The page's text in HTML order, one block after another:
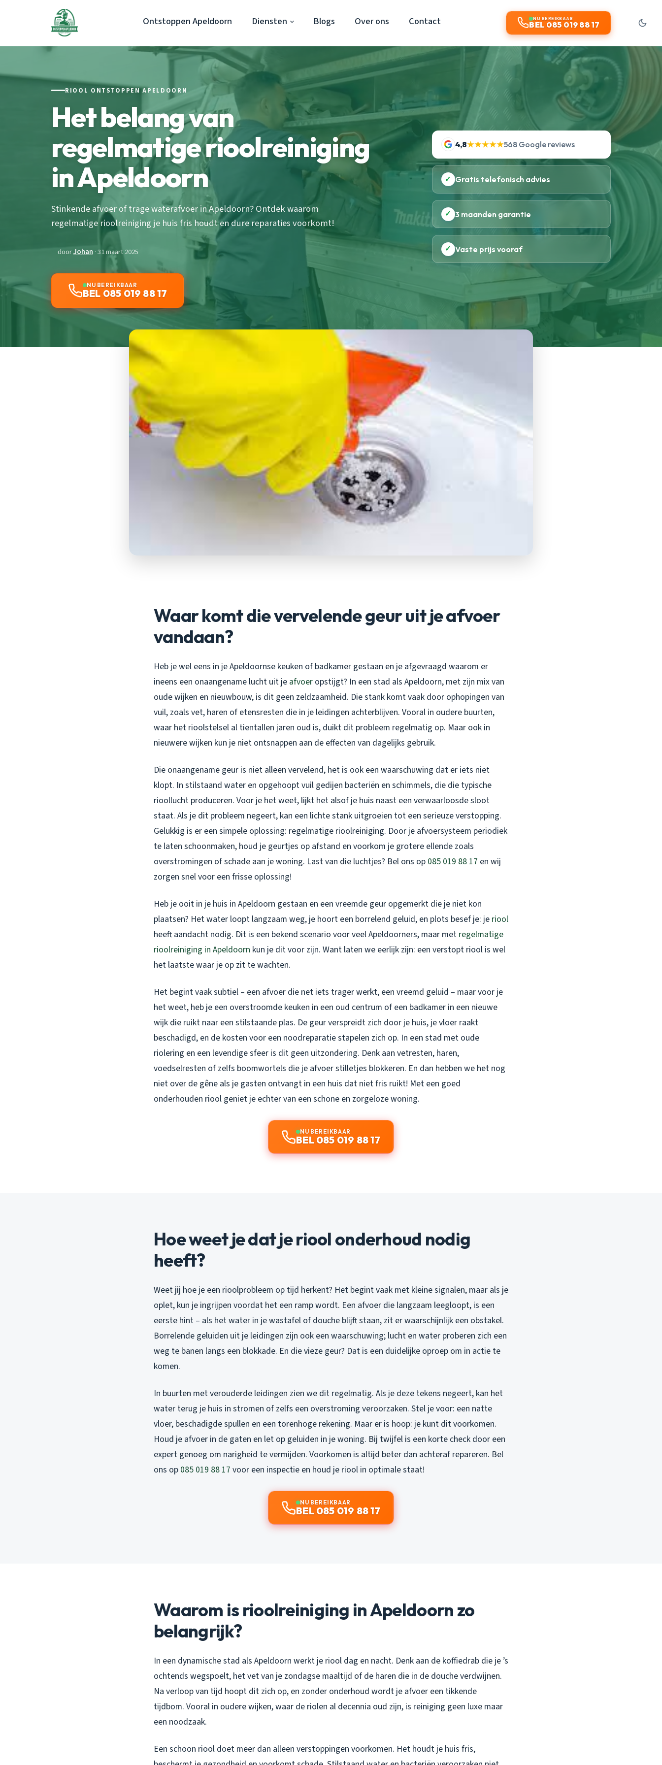
Ontstoppen Apeldoorn Diensten Blogs Over ons Contact NU BEREIKBAAR
BEL 085 019 88 17
RIOOL ONTSTOPPEN APELDOORN
Het belang van
regelmatige rioolreiniging
in Apeldoorn
Stinkende afvoer of trage waterafvoer in Apeldoorn? Ontdek waarom
regelmatige rioolreiniging je huis fris houdt en dure reparaties voorkomt!
doorJohan · 31 maart 2025
NU BEREIKBAAR
BEL 085 019 88 17
4,8★★★★★568 Google reviews
✓ Gratis telefonisch advies
✓ 3 maanden garantie
✓ Vaste prijs vooraf
Waar komt die vervelende geur uit je afvoer
vandaan?
Heb je wel eens in je Apeldoornse keuken of badkamer gestaan en je afgevraagd waarom er
ineens een onaangename lucht uit je afvoer opstijgt? In een stad als Apeldoorn, met zijn mix van
oude wijken en nieuwbouw, is dit geen zeldzaamheid. Die stank komt vaak door ophopingen van
vuil, zoals vet, haren of etensresten die in je leidingen achterblijven. Vooral in oudere buurten,
waar het rioolstelsel al tientallen jaren oud is, duikt dit probleem regelmatig op. Maar ook in
nieuwere wijken kun je niet ontsnappen aan de effecten van dagelijks gebruik.
Die onaangename geur is niet alleen vervelend, het is ook een waarschuwing dat er iets niet
klopt. In stilstaand water en opgehoopt vuil gedijen bacteriën en schimmels, die die typische
rioollucht produceren. Voor je het weet, lijkt het alsof je huis naast een verwaarloosde sloot
staat. Als je dit probleem negeert, kan een lichte stank uitgroeien tot een serieuze verstopping.
Gelukkig is er een simpele oplossing: regelmatige rioolreiniging. Door je afvoersysteem periodiek
te laten schoonmaken, houd je geurtjes op afstand en voorkom je grotere ellende zoals
overstromingen of schade aan je woning. Last van die luchtjes? Bel ons op 085 019 88 17 en wij
zorgen snel voor een frisse oplossing!
Heb je ooit in je huis in Apeldoorn gestaan en een vreemde geur opgemerkt die je niet kon
plaatsen? Het water loopt langzaam weg, je hoort een borrelend geluid, en plots besef je: je riool
heeft aandacht nodig. Dit is een bekend scenario voor veel Apeldoorners, maar met regelmatige
rioolreiniging in Apeldoorn kun je dit voor zijn. Want laten we eerlijk zijn: een verstopt riool is wel
het laatste waar je op zit te wachten.
Het begint vaak subtiel – een afvoer die net iets trager werkt, een vreemd geluid – maar voor je
het weet, heb je een overstroomde keuken in een oud centrum of een badkamer in een nieuwe
wijk die ruikt naar een stilstaande plas. De geur verspreidt zich door je huis, je vloer raakt
beschadigd, en de kosten voor een noodreparatie stapelen zich op. In een stad met oude
riolering en een levendige sfeer is dit geen uitzondering. Denk aan vetresten, haren,
voedselresten of zelfs boomwortels die je afvoer stilletjes blokkeren. En dan hebben we het nog
niet over de gêne als je gasten ontvangt in een huis dat niet fris ruikt! Met een goed
onderhouden riool geniet je echter van een schone en zorgeloze woning.
NU BEREIKBAAR
BEL 085 019 88 17
Hoe weet je dat je riool onderhoud nodig
heeft?
Weet jij hoe je een rioolprobleem op tijd herkent? Het begint vaak met kleine signalen, maar als je
oplet, kun je ingrijpen voordat het een ramp wordt. Een afvoer die langzaam leegloopt, is een
eerste hint – als het water in je wastafel of douche blijft staan, zit er waarschijnlijk een obstakel.
Borrelende geluiden uit je leidingen zijn ook een waarschuwing; lucht en water proberen zich een
weg te banen langs een blokkade. En die vieze geur? Dat is een duidelijke oproep om in actie te
komen.
In buurten met verouderde leidingen zien we dit regelmatig. Als je deze tekens negeert, kan het
water terug je huis in stromen of zelfs een overstroming veroorzaken. Stel je voor: een natte
vloer, beschadigde spullen en een torenhoge rekening. Maar er is hoop: je kunt dit voorkomen.
Houd je afvoer in de gaten en let op geluiden in je woning. Bij twijfel is een korte check door een
expert genoeg om narigheid te vermijden. Voorkomen is altijd beter dan achteraf repareren. Bel
ons op 085 019 88 17 voor een inspectie en houd je riool in optimale staat!
NU BEREIKBAAR
BEL 085 019 88 17
Waarom is rioolreiniging in Apeldoorn zo
belangrijk?
In een dynamische stad als Apeldoorn werkt je riool dag en nacht. Denk aan de koffiedrab die je ’s
ochtends wegspoelt, het vet van je zondagse maaltijd of de haren die in de douche verdwijnen.
Na verloop van tijd hoopt dit zich op, en zonder onderhoud wordt je afvoer een tikkende
tijdbom. Vooral in oudere wijken, waar de riolen al decennia oud zijn, is reiniging geen luxe maar
een noodzaak.
Een schoon riool doet meer dan alleen verstoppingen voorkomen. Het houdt je huis fris,